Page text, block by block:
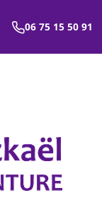
06 75 15 50 91